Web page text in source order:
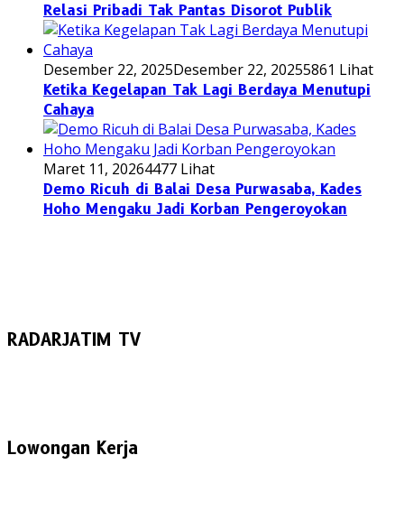
Relasi Pribadi Tak Pantas Disorot Publik
Desember 22, 2025Desember 22, 20255861 Lihat
Ketika Kegelapan Tak Lagi Berdaya Menutupi
Cahaya
Maret 11, 20264477 Lihat
Demo Ricuh di Balai Desa Purwasaba, Kades
Hoho Mengaku Jadi Korban Pengeroyokan
RADARJATIM TV
Lowongan Kerja